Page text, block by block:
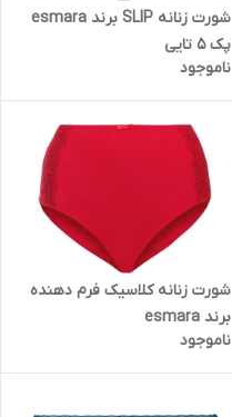
شورت زنانه SLIP برند esmara
پک 5 تایی
ناموجود
شورت زنانه کلاسیک فرم دهنده
برند esmara
ناموجود